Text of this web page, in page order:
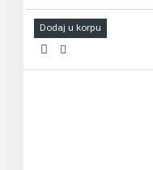
Dodaj u korpu